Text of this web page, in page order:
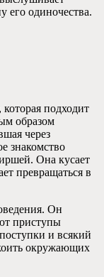
его одиночества.
подходит
образом
через
знакомство
Она кусает
превращаться в
Он
приступы
и всякий
окружающих